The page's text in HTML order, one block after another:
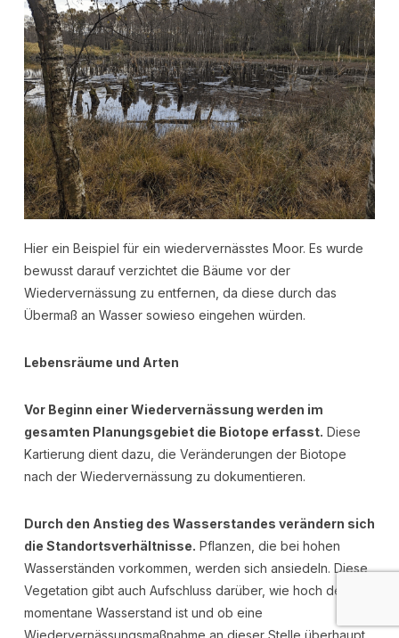
Hier ein Beispiel für ein wiedervernässtes Moor. Es wurde
bewusst darauf verzichtet die Bäume vor der
Wiedervernässung zu entfernen, da diese durch das
Übermaß an Wasser sowieso eingehen würden.
Lebensräume und Arten
Vor Beginn einer Wiedervernässung werden im
gesamten Planungsgebiet die Biotope erfasst. Diese
Kartierung dient dazu, die Veränderungen der Biotope
nach der Wiedervernässung zu dokumentieren.
Durch den Anstieg des Wasserstandes verändern sich
die Standortsverhältnisse. Pflanzen, die bei hohen
Wasserständen vorkommen, werden sich ansiedeln. Diese
Vegetation gibt auch Aufschluss darüber, wie hoch der
momentane Wasserstand ist und ob eine